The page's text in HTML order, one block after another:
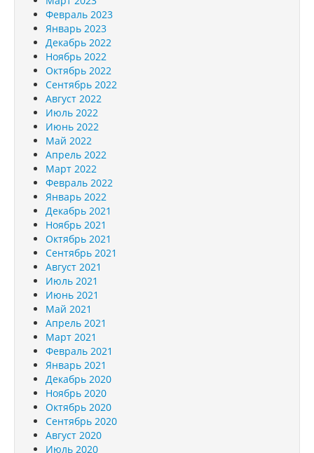
Февраль 2023
Январь 2023
Декабрь 2022
Ноябрь 2022
Октябрь 2022
Сентябрь 2022
Август 2022
Июль 2022
Июнь 2022
Май 2022
Апрель 2022
Март 2022
Февраль 2022
Январь 2022
Декабрь 2021
Ноябрь 2021
Октябрь 2021
Сентябрь 2021
Август 2021
Июль 2021
Июнь 2021
Май 2021
Апрель 2021
Март 2021
Февраль 2021
Январь 2021
Декабрь 2020
Ноябрь 2020
Октябрь 2020
Сентябрь 2020
Август 2020
Июль 2020